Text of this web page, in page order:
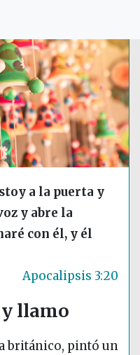
a la puerta y
y abre la
con él, y él
Apocalipsis 3:20
llamo
británico, pintó un